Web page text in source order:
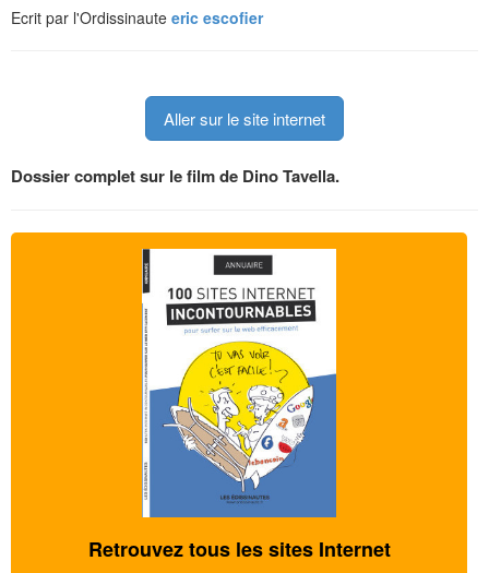
Ecrit par l'Ordissinaute eric escofier
Aller sur le site internet
Dossier complet sur le film de Dino Tavella.
Retrouvez tous les sites Internet